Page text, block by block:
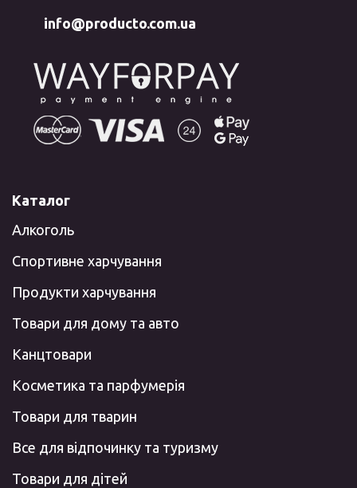
info@producto.com.ua
Каталог
Алкоголь
Спортивне харчування
Продукти харчування
Товари для дому та авто
Канцтовари
Косметика та парфумерія
Товари для тварин
Все для відпочинку та туризму
Товари для дітей